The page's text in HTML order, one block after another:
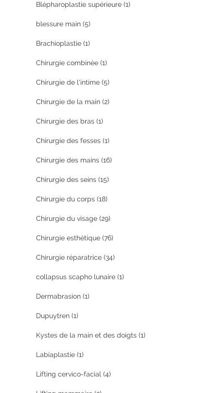
Blépharoplastie supérieure (1)
blessure main (5)
Brachioplastie (1)
Chirurgie combinée (1)
Chirurgie de l'intime (5)
Chirurgie de la main (2)
Chirurgie des bras (1)
Chirurgie des fesses (1)
Chirurgie des mains (16)
Chirurgie des seins (15)
Chirurgie du corps (18)
Chirurgie du visage (29)
Chirurgie esthétique (76)
Chirurgie réparatrice (34)
collapsus scapho lunaire (1)
Dermabrasion (1)
Dupuytren (1)
Kystes de la main et des doigts (1)
Labiaplastie (1)
Lifting cervico-facial (4)